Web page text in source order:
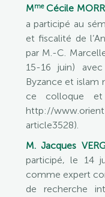
MmeCécile
a participé au
et fiscalité de
par M.-C.
15-16 juin)
Byzance et islam
ce colloque et
http://
article3528).
M. Jacques
participé, le 14
comme expert
de recherche